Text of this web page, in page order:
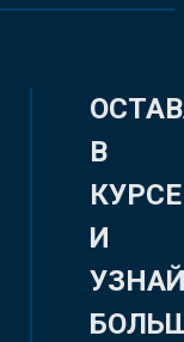
В
КУРСЕ
И